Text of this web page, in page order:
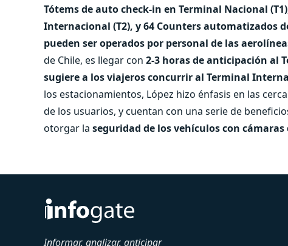
Tótems de auto check-in en Terminal Nacional
Internacional (T2), y 64 Counters automatizados
pueden ser operados por personal de las
de Chile, es llegar con 2-3 horas de anticipación al
sugiere a los viajeros concurrir al Terminal
los estacionamientos, López hizo énfasis en las
de los usuarios, y cuentan con una serie de
otorgar la seguridad de los vehículos con
Informar, analizar, anticipar